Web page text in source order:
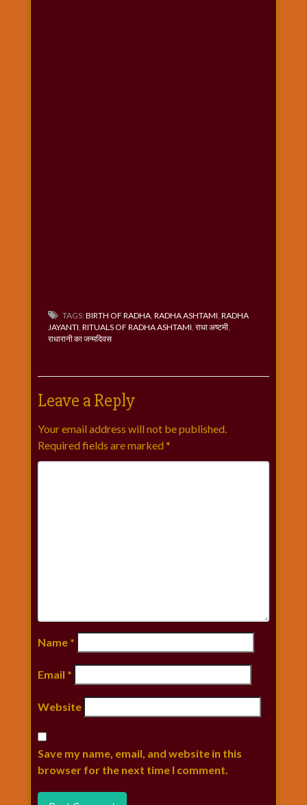
TAGS: BIRTH OF RADHA, RADHA ASHTAMI, RADHA
JAYANTI, RITUALS OF RADHA ASHTAMI, राधा अष्टमी,
राधारानी का जन्मदिवस
Leave a Reply
Your email address will not be published.
Required fields are marked *
Name *
Email *
Website
Save my name, email, and website in this
browser for the next time I comment.